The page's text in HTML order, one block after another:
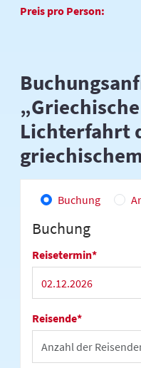
Preis pro Person:
Lichterfahrt
Buchung
Buchung
Reisetermin*
Reisende*